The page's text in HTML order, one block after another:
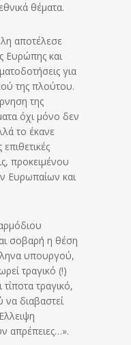
θέματα.
αποτέλεσε
Ευρώπης και
για
της πλούτου.
της
όχι μόνο δεν
το έκανε
προκειμένου
Ευρωπαίων και
σοβαρή η θέση
υπουργού,
τραγικό (!)
τραγικό,
να διαβαστεί
απρέπειες…».